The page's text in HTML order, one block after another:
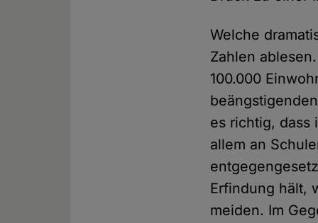
Welche
Zahlen
100.000
es richtig, dass
allem an
Erfindung hält,
meiden. Im